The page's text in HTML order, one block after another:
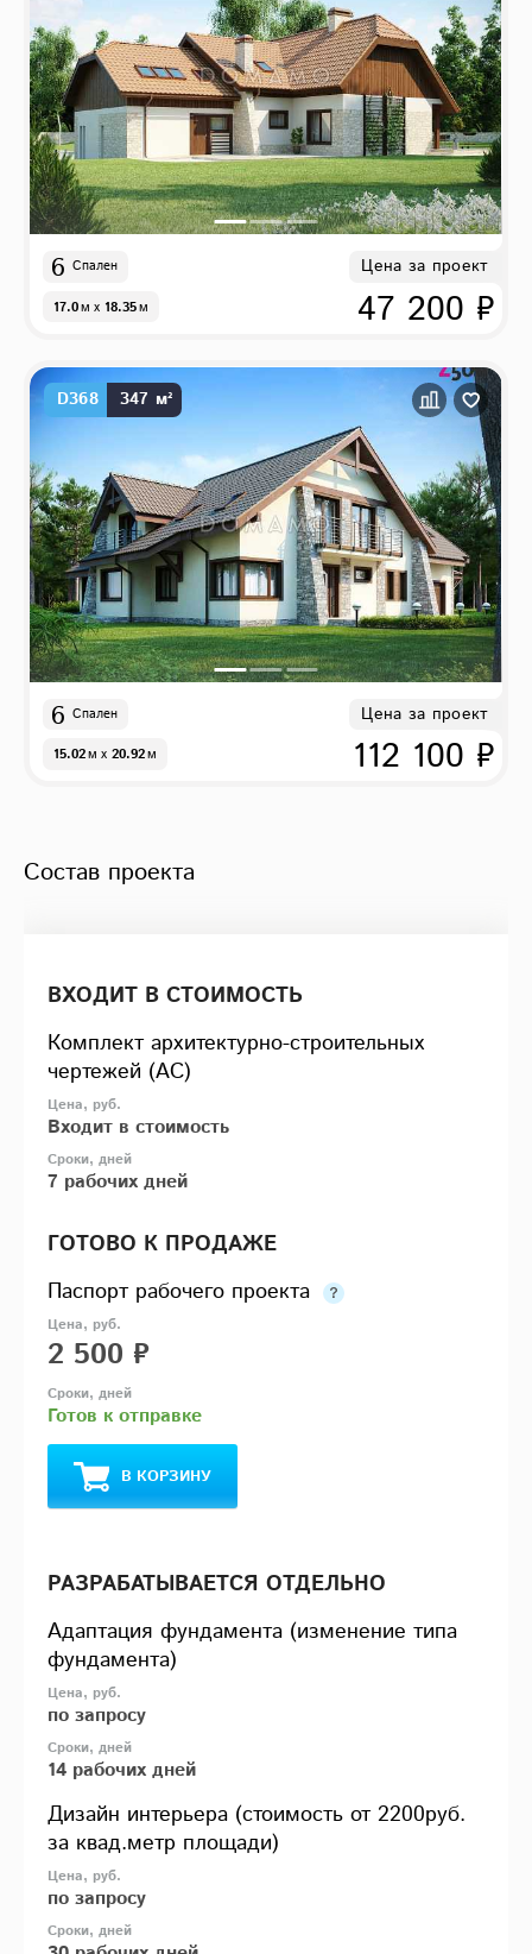
6 Спален
17.0м x 18.35м
Цена за проект
47 200 ₽
D368 347 м²
6 Спален
15.02м x 20.92м
Цена за проект
112 100 ₽
Состав проекта
ВХОДИТ В СТОИМОСТЬ
Комплект архитектурно-строительных
чертежей (АС)
Входит в стоимость
7 рабочих дней
ГОТОВО К ПРОДАЖЕ
Паспорт рабочего проекта
2 500 ₽
Готов к отправке
В КОРЗИНУ
РАЗРАБАТЫВАЕТСЯ ОТДЕЛЬНО
Адаптация фундамента (изменение типа
фундамента)
по запросу
14 рабочих дней
Дизайн интерьера (стоимость от 2200руб.
за квад.метр площади)
по запросу